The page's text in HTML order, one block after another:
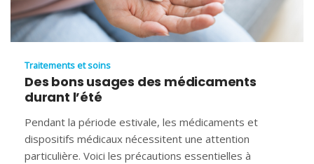
Traitements et soins
Des bons usages des médicaments
durant l’été
Pendant la période estivale, les médicaments et
dispositifs médicaux nécessitent une attention
particulière. Voici les précautions essentielles à